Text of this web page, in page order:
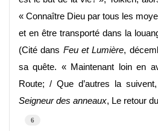
« Connaître Dieu par tous les
et en être transporté dans la
(Cité dans Feu et Lumière,
sa quête. « Maintenant loin en
Route; / Que d’autres la
Seigneur des anneaux, Le retour
6